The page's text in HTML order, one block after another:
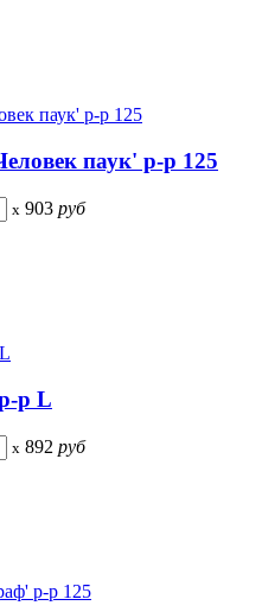
паук' р-р 125
x 903 руб
р L
x 892 руб